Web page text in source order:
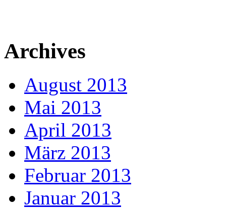
Archives
August 2013
Mai 2013
April 2013
März 2013
Februar 2013
Januar 2013